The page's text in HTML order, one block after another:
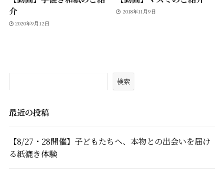
介
2020年9月12日
2018年11月9日
検索
最近の投稿
【8/27・28開催】子どもたちへ、本物との出会いを届け
る紙漉き体験